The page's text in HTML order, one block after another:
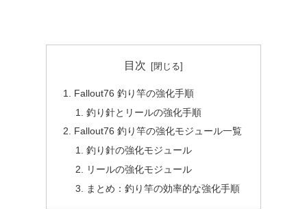
目次
Fallout76 釣り竿の強化手順
釣り針とリールの強化手順
Fallout76 釣り竿の強化モジュール一覧
釣り針の強化モジュール
リールの強化モジュール
まとめ：釣り竿の効率的な強化手順